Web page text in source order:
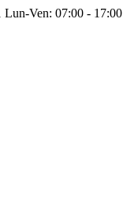
Lun-Ven: 07:00 - 17:00